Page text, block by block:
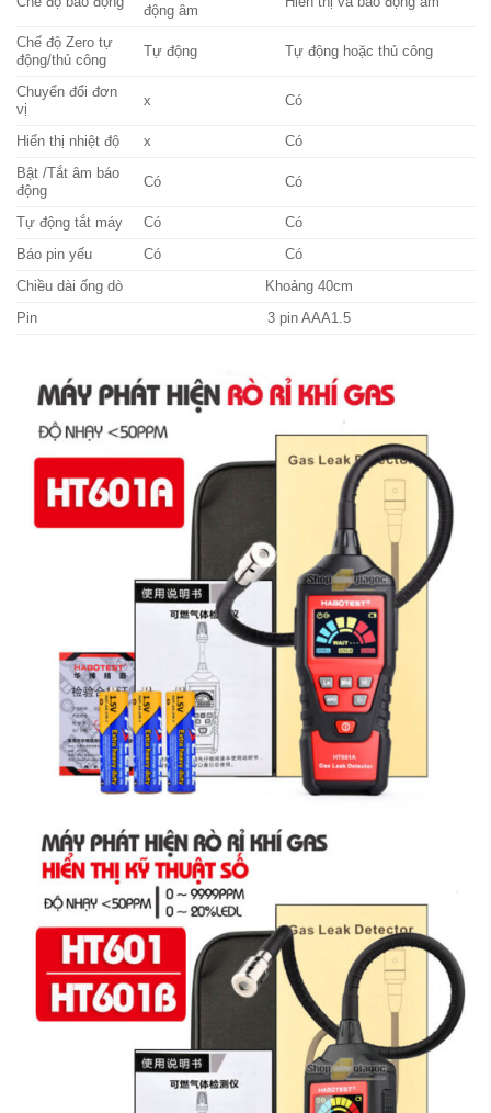
động âm
Chế độ Zero tự
động/thủ công
Tự động Tự động hoặc thủ công
Chuyển đổi đơn
vị
x Có
Hiển thị nhiệt độ x Có
Bật /Tắt âm báo
động
Có Có
Tự động tắt máy Có Có
Báo pin yếu Có Có
Chiều dài ống dò Khoảng 40cm
Pin 3 pin AAA1.5